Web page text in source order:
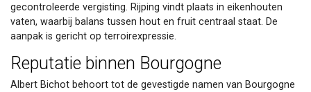
gecontroleerde vergisting. Rijping vindt plaats in eikenhouten
vaten, waarbij balans tussen hout en fruit centraal staat. De
aanpak is gericht op terroirexpressie.
Reputatie binnen Bourgogne
Albert Bichot behoort tot de gevestigde namen van Bourgogne